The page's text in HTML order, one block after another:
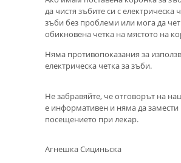
да чистя зъбите си с електрическа
зъби без проблеми или мога да
обикновена четка на мястото на
Няма противопоказания за
електрическа четка за зъби.
Не забравяйте, че отговорът на
е информативен и няма да замести
посещението при лекар.
Агнешка Сициньска